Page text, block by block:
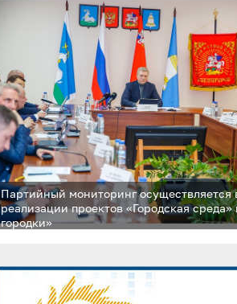
Партийный мониторинг осуществляется
реализации проектов «Городская
городки»